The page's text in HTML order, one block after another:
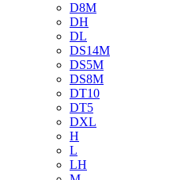
D8M
DH
DL
DS14M
DS5M
DS8M
DT10
DT5
DXL
H
L
LH